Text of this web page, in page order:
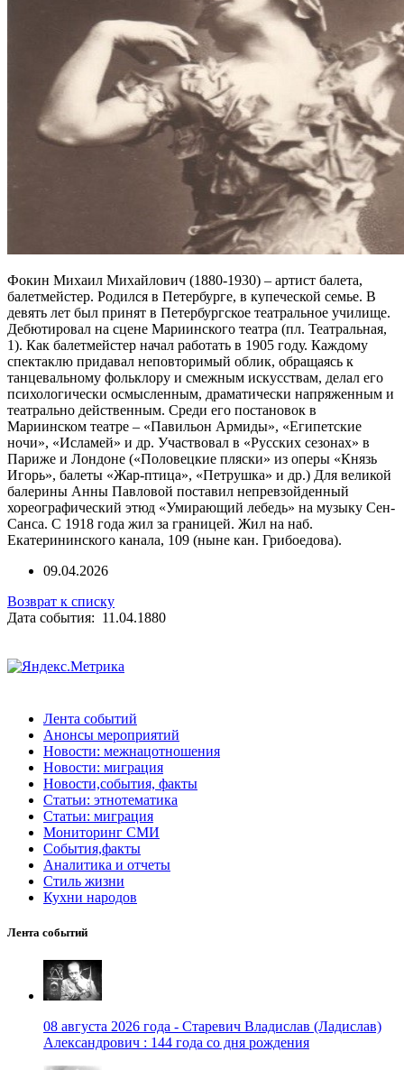
Фокин Михаил Михайлович (1880-1930) – артист балета,
балетмейстер. Родился в Петербурге, в купеческой семье. В
девять лет был принят в Петербургское театральное училище.
Дебютировал на сцене Мариинского театра (пл. Театральная,
1). Как балетмейстер начал работать в 1905 году. Каждому
спектаклю придавал неповторимый облик, обращаясь к
танцевальному фольклору и смежным искусствам, делал его
психологически осмысленным, драматически напряженным и
театрально действенным. Среди его постановок в
Мариинском театре – «Павильон Армиды», «Египетские
ночи», «Исламей» и др. Участвовал в «Русских сезонах» в
Париже и Лондоне («Половецкие пляски» из оперы «Князь
Игорь», балеты «Жар-птица», «Петрушка» и др.) Для великой
балерины Анны Павловой поставил непревзойденный
хореографический этюд «Умирающий лебедь» на музыку Сен-
Санса. С 1918 года жил за границей. Жил на наб.
Екатерининского канала, 109 (ныне кан. Грибоедова).
09.04.2026
Возврат к списку
Дата события: 11.04.1880
Лента событий
Анонсы мероприятий
Новости: межнацотношения
Новости: миграция
Новости,события, факты
Статьи: этнотематика
Статьи: миграция
Мониторинг СМИ
События,факты
Аналитика и отчеты
Стиль жизни
Кухни народов
Лента событий
08 августа 2026 года - Старевич Владислав (Ладислав)
Александрович : 144 года со дня рождения